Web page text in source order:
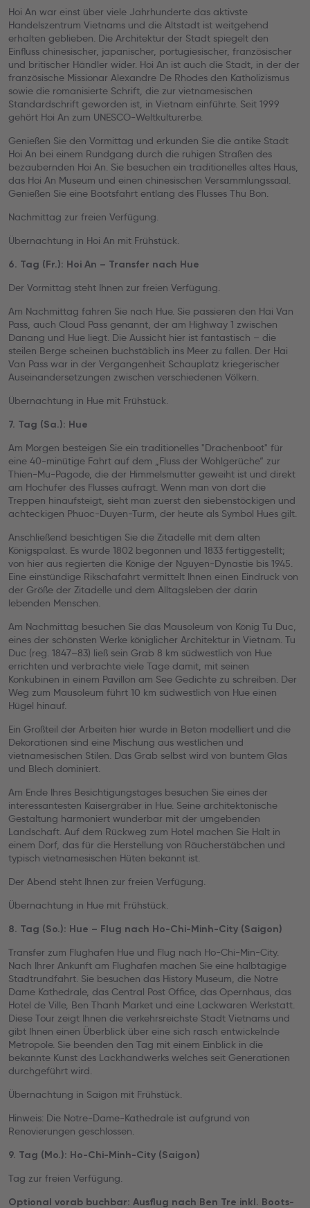
Hoi An war einst über viele Jahrhunderte das aktivste
Handelszentrum Vietnams und die Altstadt ist weitgehend
erhalten geblieben. Die Architektur der Stadt spiegelt den
Einfluss chinesischer, japanischer, portugiesischer, französischer
und britischer Händler wider. Hoi An ist auch die Stadt, in der der
französische Missionar Alexandre De Rhodes den Katholizismus
sowie die romanisierte Schrift, die zur vietnamesischen
Standardschrift geworden ist, in Vietnam einführte. Seit 1999
gehört Hoi An zum UNESCO-Weltkulturerbe.
Genießen Sie den Vormittag und erkunden Sie die antike Stadt
Hoi An bei einem Rundgang durch die ruhigen Straßen des
bezaubernden Hoi An. Sie besuchen ein traditionelles altes Haus,
das Hoi An Museum und einen chinesischen Versammlungssaal.
Genießen Sie eine Bootsfahrt entlang des Flusses Thu Bon.
Nachmittag zur freien Verfügung.
Übernachtung in Hoi An mit Frühstück.
6. Tag (Fr.): Hoi An – Transfer nach Hue
Der Vormittag steht Ihnen zur freien Verfügung.
Am Nachmittag fahren Sie nach Hue. Sie passieren den Hai Van
Pass, auch Cloud Pass genannt, der am Highway 1 zwischen
Danang und Hue liegt. Die Aussicht hier ist fantastisch – die
steilen Berge scheinen buchstäblich ins Meer zu fallen. Der Hai
Van Pass war in der Vergangenheit Schauplatz kriegerischer
Auseinandersetzungen zwischen verschiedenen Völkern.
Übernachtung in Hue mit Frühstück.
7. Tag (Sa.): Hue
Am Morgen besteigen Sie ein traditionelles "Drachenboot" für
eine 40-minütige Fahrt auf dem „Fluss der Wohlgerüche“ zur
Thien-Mu-Pagode, die der Himmelsmutter geweiht ist und direkt
am Hochufer des Flusses aufragt. Wenn man von dort die
Treppen hinaufsteigt, sieht man zuerst den siebenstöckigen und
achteckigen Phuoc-Duyen-Turm, der heute als Symbol Hues gilt.
Anschließend besichtigen Sie die Zitadelle mit dem alten
Königspalast. Es wurde 1802 begonnen und 1833 fertiggestellt;
von hier aus regierten die Könige der Nguyen-Dynastie bis 1945.
Eine einstündige Rikschafahrt vermittelt Ihnen einen Eindruck von
der Größe der Zitadelle und dem Alltagsleben der darin
lebenden Menschen.
Am Nachmittag besuchen Sie das Mausoleum von König Tu Duc,
eines der schönsten Werke königlicher Architektur in Vietnam. Tu
Duc (reg. 1847–83) ließ sein Grab 8 km südwestlich von Hue
errichten und verbrachte viele Tage damit, mit seinen
Konkubinen in einem Pavillon am See Gedichte zu schreiben. Der
Weg zum Mausoleum führt 10 km südwestlich von Hue einen
Hügel hinauf.
Ein Großteil der Arbeiten hier wurde in Beton modelliert und die
Dekorationen sind eine Mischung aus westlichen und
vietnamesischen Stilen. Das Grab selbst wird von buntem Glas
und Blech dominiert.
Am Ende Ihres Besichtigungstages besuchen Sie eines der
interessantesten Kaisergräber in Hue. Seine architektonische
Gestaltung harmoniert wunderbar mit der umgebenden
Landschaft. Auf dem Rückweg zum Hotel machen Sie Halt in
einem Dorf, das für die Herstellung von Räucherstäbchen und
typisch vietnamesischen Hüten bekannt ist.
Der Abend steht Ihnen zur freien Verfügung.
Übernachtung in Hue mit Frühstück.
8. Tag (So.): Hue – Flug nach Ho-Chi-Minh-City (Saigon)
Transfer zum Flughafen Hue und Flug nach Ho-Chi-Min-City.
Nach Ihrer Ankunft am Flughafen machen Sie eine halbtägige
Stadtrundfahrt. Sie besuchen das History Museum, die Notre
Dame Kathedrale, das Central Post Office, das Opernhaus, das
Hotel de Ville, Ben Thanh Market und eine Lackwaren Werkstatt.
Diese Tour zeigt Ihnen die verkehrsreichste Stadt Vietnams und
gibt Ihnen einen Überblick über eine sich rasch entwickelnde
Metropole. Sie beenden den Tag mit einem Einblick in die
bekannte Kunst des Lackhandwerks welches seit Generationen
durchgeführt wird.
Übernachtung in Saigon mit Frühstück.
Hinweis: Die Notre-Dame-Kathedrale ist aufgrund von
Renovierungen geschlossen.
9. Tag (Mo.): Ho-Chi-Minh-City (Saigon)
Tag zur freien Verfügung.
Optional vorab buchbar: Ausflug nach Ben Tre inkl. Boots-